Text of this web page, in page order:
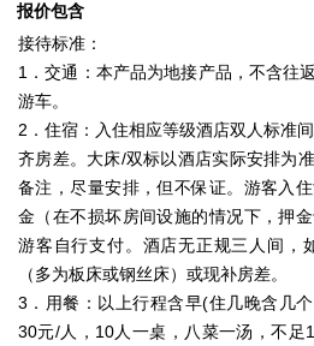
报价包含
接待标准：
1．交通：本产品为地接产品，不含往
游车。
2．住宿：入住相应等级酒店双人标准
齐房差。大床/双标以酒店实际安排为
备注，尽量安排，但不保证。游客入
金（在不损坏房间设施的情况下，押
游客自行支付。酒店无正规三人间，
（多为板床或钢丝床）或现补房差。
3．用餐：以上行程含早(住几晚含几
30元/人，10人一桌，八菜一汤，不足